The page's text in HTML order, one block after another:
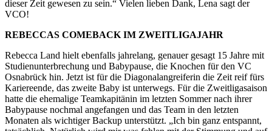
dieser Zeit gewesen zu sein.“ Vielen lieben Dank, Lena sagt der
VCO!
REBECCAS COMEBACK IM ZWEITLIGAJAHR
Rebecca Land hielt ebenfalls jahrelang, genauer gesagt 15 Jahre mit
Studienunterbrechung und Babypause, die Knochen für den VC
Osnabrück hin. Jetzt ist für die Diagonalangreiferin die Zeit reif fürs
Kariereende, das zweite Baby ist unterwegs. Für die Zweitligasaison
hatte die ehemalige Teamkapitänin im letzten Sommer nach ihrer
Babypause nochmal angefangen und das Team in den letzten
Monaten als wichtiger Backup unterstützt. „Ich bin ganz entspannt,